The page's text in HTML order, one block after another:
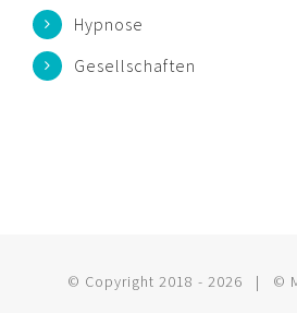
Hypnose
Gesellschaften
© Copyright 2018 - 2026 | ©